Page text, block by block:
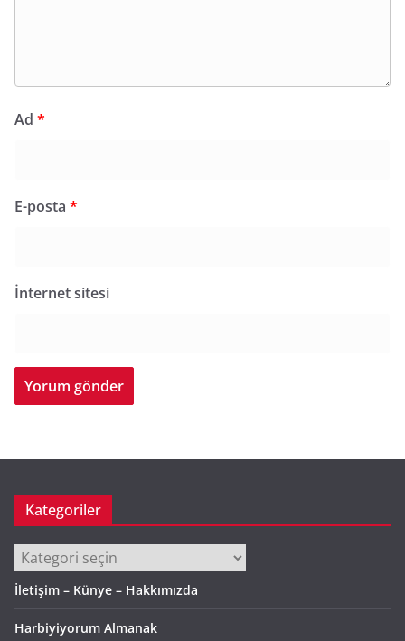
Ad *
E-posta *
İnternet sitesi
Kategoriler
Kategoriler
İletişim – Künye – Hakkımızda
Harbiyiyorum Almanak